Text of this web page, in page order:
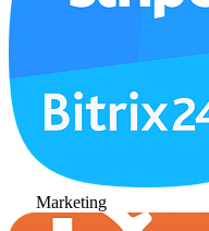
Marketing